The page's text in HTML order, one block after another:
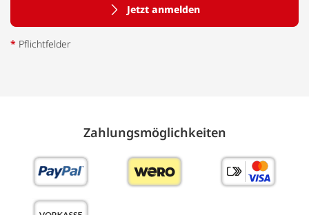
Jetzt anmelden
* Pflichtfelder
Zahlungs­möglich­keiten